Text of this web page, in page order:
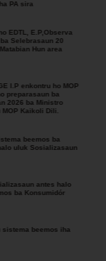
PA sira
EDTL, E.P,Observa
Selebrasaun 20
Hun area
I.P enkontru ho MOP
preparasaun ba
2026 ba Ministro
Kaikoli Dili.
beemos ba
uluk Sosializasaun
antes halo
ba Konsumidór
beemos iha